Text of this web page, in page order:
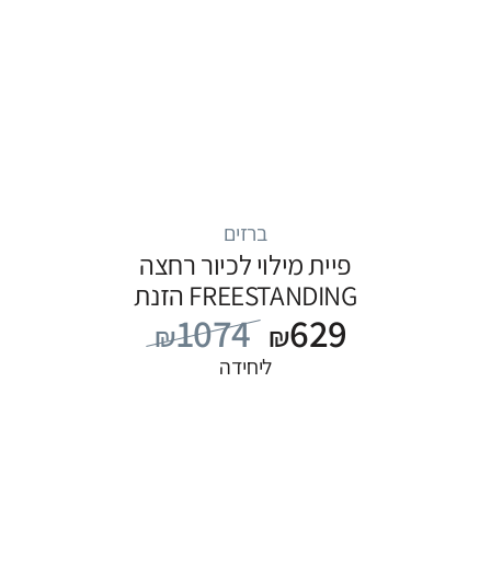
ברזים
פיית מילוי לכיור רחצה
FREESTANDING הזנת
מים מהרצפה, סדרה
FLOW: שחור
₪1074 ₪629
ליחידה